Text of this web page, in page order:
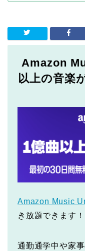
Amazon
以上の音楽
Amazon Music
き放題できます！
通勤通学中や家